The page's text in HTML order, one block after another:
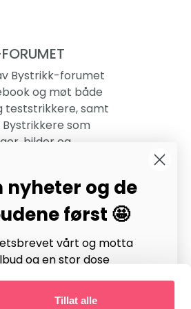
Tillat alle
Bystrikk-forumet
og møt både
teststrikkere, samt
Bystrikkere som
bilder og
nyheter og de
først 🤩
vårt og motta
og en stor dose
hver uke!